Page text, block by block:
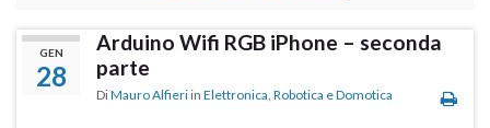
GEN
28
Arduino Wifi RGB iPhone – seconda
parte
DiMauro Alfieri in Elettronica, Robotica e Domotica